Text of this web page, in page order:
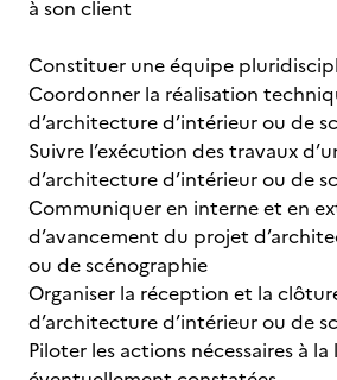
à son client
Constituer une équipe
Coordonner la réalisation
d’architecture d’intérieur ou de
Suivre l’exécution des travaux
d’architecture d’intérieur ou de
Communiquer en interne et en
d’avancement du projet
ou de scénographie
Organiser la réception et la
d’architecture d’intérieur ou de
Piloter les actions nécessaires à la